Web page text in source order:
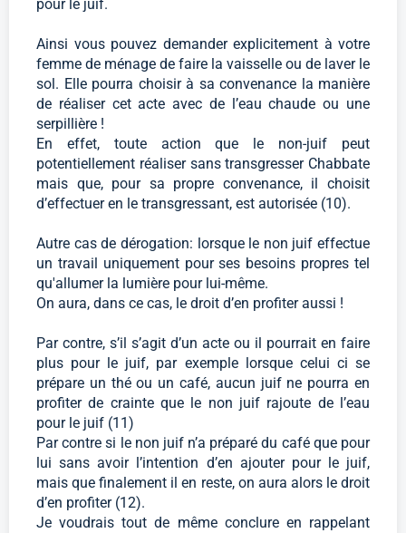
pour le juif.
Ainsi vous pouvez demander explicitement à votre
femme de ménage de faire la vaisselle ou de laver le
sol. Elle pourra choisir à sa convenance la manière
de réaliser cet acte avec de l’eau chaude ou une
serpillière !
En effet, toute action que le non-juif peut
potentiellement réaliser sans transgresser Chabbate
mais que, pour sa propre convenance, il choisit
d’effectuer en le transgressant, est autorisée (10).
Autre cas de dérogation: lorsque le non juif effectue
un travail uniquement pour ses besoins propres tel
qu'allumer la lumière pour lui-même.
On aura, dans ce cas, le droit d’en profiter aussi !
Par contre, s’il s’agit d’un acte ou il pourrait en faire
plus pour le juif, par exemple lorsque celui ci se
prépare un thé ou un café, aucun juif ne pourra en
profiter de crainte que le non juif rajoute de l’eau
pour le juif (11)
Par contre si le non juif n’a préparé du café que pour
lui sans avoir l’intention d’en ajouter pour le juif,
mais que finalement il en reste, on aura alors le droit
d’en profiter (12).
Je voudrais tout de même conclure en rappelant